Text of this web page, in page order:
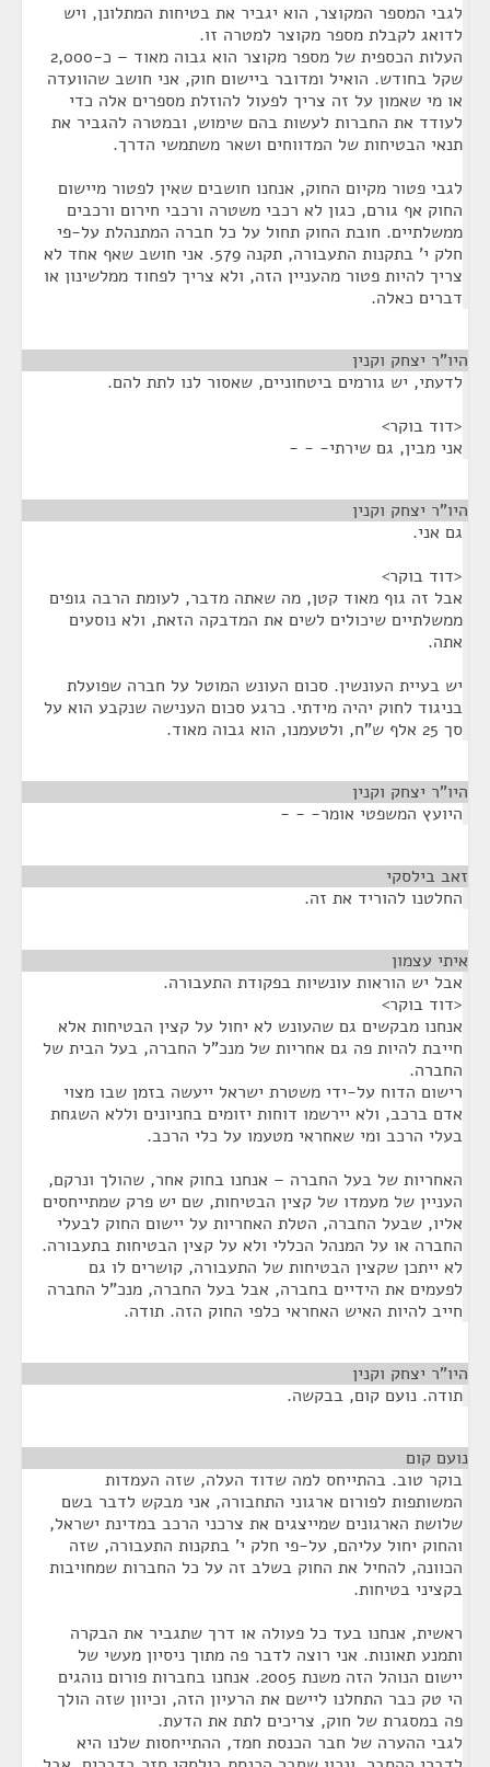
לגבי המספר המקוצר, הוא יגביר את בטיחות המתלונן, ויש
לדואג לקבלת מספר מקוצר למטרה זו.
העלות הכספית של מספר מקוצר הוא גבוה מאוד – כ-2,000
שקל בחודש. הואיל ומדובר ביישום חוק, אני חושב שהוועדה
או מי שאמון על זה צריך לפעול להוזלת מספרים אלה כדי
לעודד את החברות לעשות בהם שימוש, ובמטרה להגביר את
תנאי הבטיחות של המדווחים ושאר משתמשי הדרך.
לגבי פטור מקיום החוק, אנחנו חושבים שאין לפטור מיישום
החוק אף גורם, כגון לא רכבי משטרה ורכבי חירום ורכבים
ממשלתיים. חובת החוק תחול על כל חברה המתנהלת על-פי
חלק י' בתקנות התעבורה, תקנה 579. אני חושב שאף אחד לא
צריך להיות פטור מהעניין הזה, ולא צריך לפחוד ממלשינון או
דברים כאלה.
היו"ר יצחק וקנין
לדעתי, יש גורמים ביטחוניים, שאסור לנו לתת להם.
<דוד בוקר>
אני מבין, גם שירתי- - -
היו"ר יצחק וקנין
גם אני.
<דוד בוקר>
אבל זה גוף מאוד קטן, מה שאתה מדבר, לעומת הרבה גופים
ממשלתיים שיכולים לשים את המדבקה הזאת, ולא נוסעים
אתה.
יש בעיית העונשין. סכום העונש המוטל על חברה שפועלת
בניגוד לחוק יהיה מידתי. כרגע סכום הענישה שנקבע הוא על
סך 25 אלף ש"ח, ולטעמנו, הוא גבוה מאוד.
היו"ר יצחק וקנין
היועץ המשפטי אומר- - -
זאב בילסקי
החלטנו להוריד את זה.
איתי עצמון
אבל יש הוראות עונשיות בפקודת התעבורה.
<דוד בוקר>
אנחנו מבקשים גם שהעונש לא יחול על קצין הבטיחות אלא
חייבת להיות פה גם אחריות של מנכ"ל החברה, בעל הבית של
החברה.
רישום הדוח על-ידי משטרת ישראל ייעשה בזמן שבו מצוי
אדם ברכב, ולא יירשמו דוחות יזומים בחניונים וללא השגחת
בעלי הרכב ומי שאחראי מטעמו על כלי הרכב.
האחריות של בעל החברה – אנחנו בחוק אחר, שהולך ונרקם,
העניין של מעמדו של קצין הבטיחות, שם יש פרק שמתייחסים
אליו, שבעל החברה, הטלת האחריות על יישום החוק לבעלי
החברה או על המנהל הכללי ולא על קצין הבטיחות בתעבורה.
לא ייתכן שקצין הבטיחות של התעבורה, קושרים לו גם
לפעמים את הידיים בחברה, אבל בעל החברה, מנכ"ל החברה
חייב להיות האיש האחראי כלפי החוק הזה. תודה.
היו"ר יצחק וקנין
תודה. נועם קום, בבקשה.
נועם קום
בוקר טוב. בהתייחס למה שדוד העלה, שזה העמדות
המשותפות לפורום ארגוני התחבורה, אני מבקש לדבר בשם
שלושת הארגונים שמייצגים את צרכני הרכב במדינת ישראל,
והחוק יחול עליהם, על-פי חלק י' בתקנות התעבורה, שזה
הכוונה, להחיל את החוק בשלב זה על כל החברות שמחויבות
בקציני בטיחות.
ראשית, אנחנו בעד כל פעולה או דרך שתגביר את הבקרה
ותמנע תאונות. אני רוצה לדבר פה מתוך ניסיון מעשי של
יישום הנוהל הזה משנת 2005. אנחנו בחברות פורום נוהגים
הי טק כבר התחלנו ליישם את הרעיון הזה, וכיוון שזה הולך
פה במסגרת של חוק, צריכים לתת את הדעת.
לגבי ההערה של חבר הכנסת חמד, ההתייחסות שלנו היא